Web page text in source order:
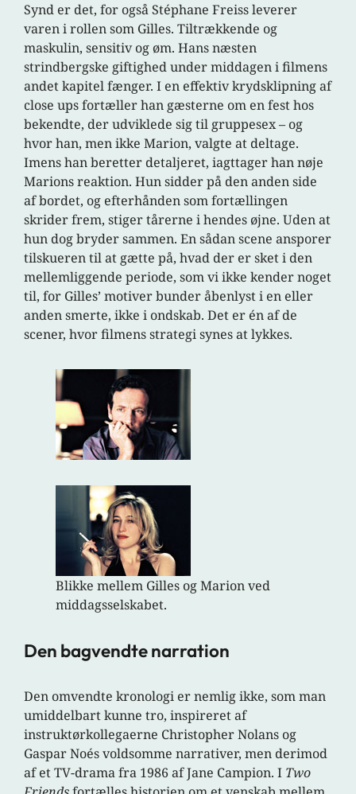
Synd er det, for også Stéphane Freiss leverer
varen i rollen som Gilles. Tiltrækkende og
maskulin, sensitiv og øm. Hans næsten
strindbergske giftighed under middagen i filmens
andet kapitel fænger. I en effektiv krydsklipning af
close ups fortæller han gæsterne om en fest hos
bekendte, der udviklede sig til gruppesex – og
hvor han, men ikke Marion, valgte at deltage.
Imens han beretter detaljeret, iagttager han nøje
Marions reaktion. Hun sidder på den anden side
af bordet, og efterhånden som fortællingen
skrider frem, stiger tårerne i hendes øjne. Uden at
hun dog bryder sammen. En sådan scene ansporer
tilskueren til at gætte på, hvad der er sket i den
mellemliggende periode, som vi ikke kender noget
til, for Gilles’ motiver bunder åbenlyst i en eller
anden smerte, ikke i ondskab. Det er én af de
scener, hvor filmens strategi synes at lykkes.
Blikke mellem Gilles og Marion ved
middagsselskabet.
Den bagvendte narration
Den omvendte kronologi er nemlig ikke, som man
umiddelbart kunne tro, inspireret af
instruktørkollegaerne Christopher Nolans og
Gaspar Noés voldsomme narrativer, men derimod
af et TV-drama fra 1986 af Jane Campion. I Two